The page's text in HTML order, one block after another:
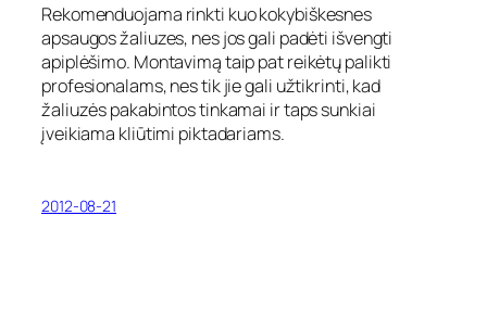
Rekomenduojama rinkti kuo kokybiškesnes
apsaugos žaliuzes, nes jos gali padėti išvengti
apiplėšimo. Montavimą taip pat reikėtų palikti
profesionalams, nes tik jie gali užtikrinti, kad
žaliuzės pakabintos tinkamai ir taps sunkiai
įveikiama kliūtimi piktadariams.
2012-08-21